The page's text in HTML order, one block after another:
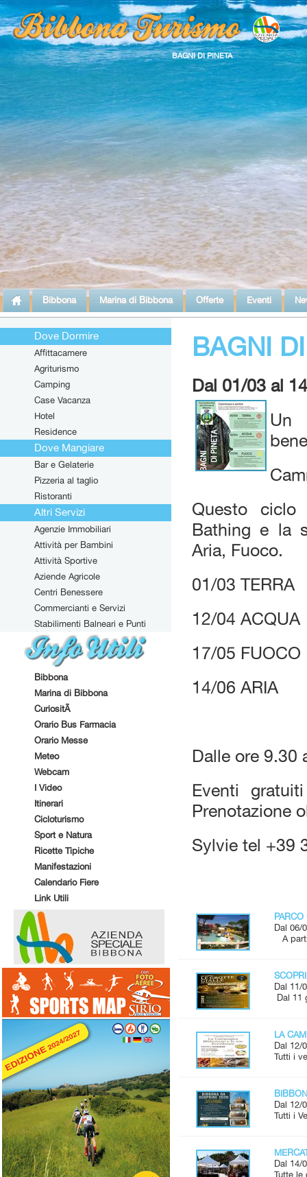
BAGNI DI PINETA
Bibbona Marina di Bibbona Offerte Eventi
Dove Dormire
Affittacamere
Agriturismo
Camping
Case Vacanza
Hotel
Residence
Dove Mangiare
Bar e Gelaterie
Pizzeria al taglio
Ristoranti
Altri Servizi
Agenzie Immobiliari
Attività per Bambini
Attività Sportive
Aziende Agricole
Centri Benessere
Commercianti e Servizi
Stabilimenti Balneari e Punti
Attrezzati
Bibbona
Marina di Bibbona
CuriositÃ
Orario Bus Farmacia
Orario Messe
Meteo
Webcam
I Video
Itinerari
Cicloturismo
Sport e Natura
Ricette Tipiche
Manifestazioni
Calendario Fiere
Link Utili
BAGNI
Dal 01/03 al
Un
Questo
Bathing e la
Aria, Fuoco.
01/03 TERRA
12/04 ACQUA
17/05 FUOCO
14/06 ARIA
Dalle ore 9.30
Eventi
Prenotazione
Sylvie tel +39
Dal 06/
A
Dal 11/
Dal 11
LA
Dal 12/
Tutti i
Dal 12/
Tutti i
Dal 14/
Tutte le